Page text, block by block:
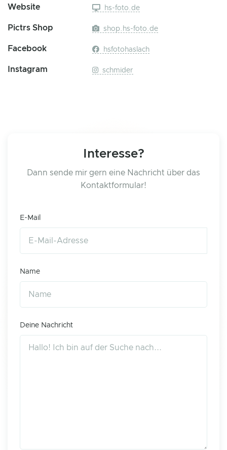
Website hs-foto.de
Pictrs Shop shop.hs-foto.de
Facebook hsfotohaslach
Instagram schmider
Interesse?
Dann sende mir gern eine Nachricht über das
Kontaktformular!
E-Mail
Name
Deine Nachricht